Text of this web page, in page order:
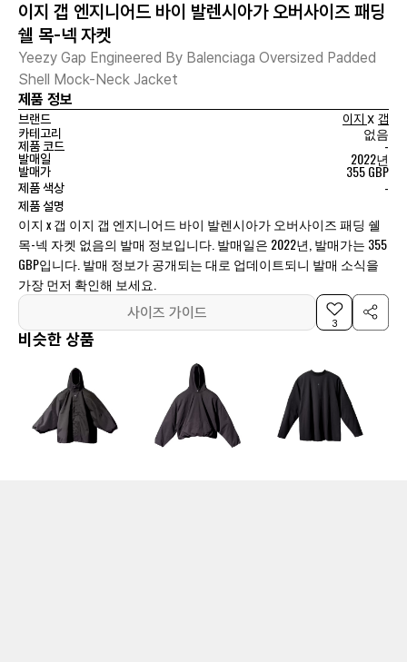
이지 갭 엔지니어드 바이 발렌시아가 오버사이즈 패딩
쉘 목-넥 자켓
Yeezy Gap Engineered By Balenciaga Oversized Padded
Shell Mock-Neck Jacket
제품 정보
브랜드 이지 x 갭
카테고리
없음
제품 코드 -
발매일 2022년
발매가 355 GBP
제품 색상 -
제품 설명
이지 x 갭 이지 갭 엔지니어드 바이 발렌시아가 오버사이즈 패딩 쉘
목-넥 자켓 없음의 발매 정보입니다. 발매일은 2022년, 발매가는 355
GBP입니다. 발매 정보가 공개되는 대로 업데이트되니 발매 소식을
가장 먼저 확인해 보세요.
사이즈 가이드
3
비슷한 상품